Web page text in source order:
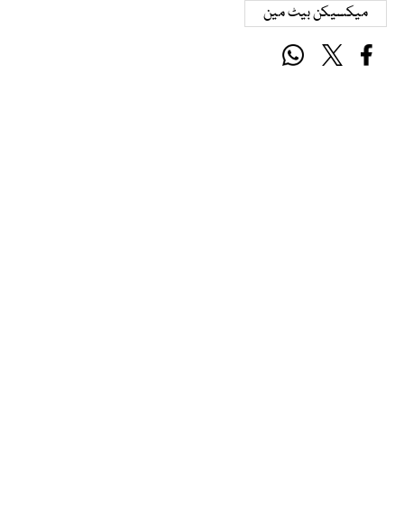
میکسیکن بیٹ مین